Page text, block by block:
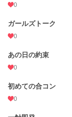
初回完結日時
週間ポイント 0 pt
月間ポイント
年間ポイント 15,911 pt
0
ガールズトーク
0
あの日の約束
0
初めての合コン
0